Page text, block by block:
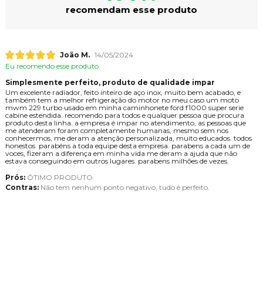
recomendam esse produto
João M. 14/05/2024
Eu recomendo esse produto.
Simplesmente perfeito, produto de qualidade impar
Um excelente radiador, feito inteiro de aço inox, muito bem acabado, e
também tem a melhor refrigeração do motor no meu caso um moto
mwm 229 turbo usado em minha caminhonete ford f1000 super serie
cabine estendida. recomendo para todos e qualquer pessoa que procura
produto desta linha. a empresa é impar no atendimento, as pessoas que
me atenderam foram completamente humanas, mesmo sem nos
conhecermos, me deram a atenção personalizada, muito educados. todos
honestos. parabéns a toda equipe desta empresa. parabens a cada um de
voces, fizeram a diferença em minha vida me deram a ajuda que não
estava conseguindo em outros lugares. parabens milhões de vezes.
Prós: ÓTIMO PRODUTO.
Contras: Não tem nenhum ponto negativo, tudo é perfeito.